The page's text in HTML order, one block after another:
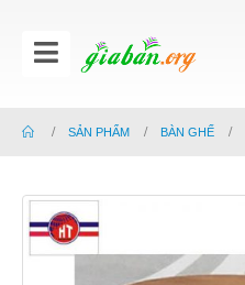
SẢN PHẨM BÀN GHẾ